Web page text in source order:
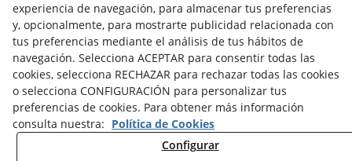
experiencia de navegación, para almacenar tus preferencias
y, opcionalmente, para mostrarte publicidad relacionada con
tus preferencias mediante el análisis de tus hábitos de
navegación. Selecciona ACEPTAR para consentir todas las
cookies, selecciona RECHAZAR para rechazar todas las cookies
o selecciona CONFIGURACIÓN para personalizar tus
preferencias de cookies. Para obtener más información
consulta nuestra: Política de Cookies
Configurar